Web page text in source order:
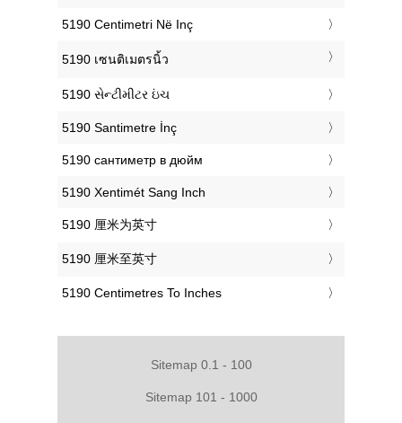
‎5190 Centimetri Në Inç
‎5190 เซนติเมตรนิ้ว
‎5190 સેન્ટીમીટર ઇંચ
‎5190 Santimetre İnç
‎5190 сантиметр в дюйм
‎5190 Xentimét Sang Inch
‎5190 厘米为英寸
‎5190 厘米至英寸
‎5190 Centimetres To Inches
Sitemap 0.1 - 100
Sitemap 101 - 1000